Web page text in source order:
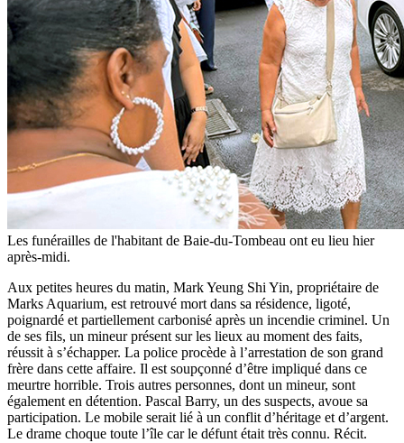
Les funérailles de l'habitant de Baie-du-Tombeau ont eu lieu hier
après-midi.
Aux petites heures du matin, Mark Yeung Shi Yin, propriétaire de
Marks Aquarium, est retrouvé mort dans sa résidence, ligoté,
poignardé et partiellement carbonisé après un incendie criminel. Un
de ses fils, un mineur présent sur les lieux au moment des faits,
réussit à s’échapper. La police procède à l’arrestation de son grand
frère dans cette affaire. Il est soupçonné d’être impliqué dans ce
meurtre horrible. Trois autres personnes, dont un mineur, sont
également en détention. Pascal Barry, un des suspects, avoue sa
participation. Le mobile serait lié à un conflit d’héritage et d’argent.
Le drame choque toute l’île car le défunt était très connu. Récit.